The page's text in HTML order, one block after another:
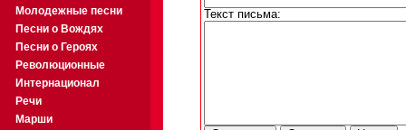
Молодежные песни
Песни о Вождях
Песни о Героях
Революционные
Интернационал
Речи
Марши
Текст письма: